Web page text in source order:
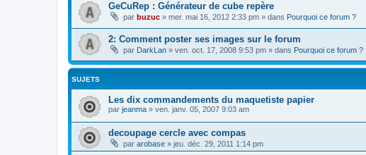
GeCuRep : Générateur de cube repère
par buzuc » mer. mai 16, 2012 2:33 pm » dans Pourquoi ce forum ?
2: Comment poster ses images sur le forum
par DarkLan » ven. oct. 17, 2008 9:53 pm » dans Pourquoi ce forum ?
SUJETS
Les dix commandements du maquetiste papier
par jeanma » ven. janv. 05, 2007 9:03 am
decoupage cercle avec compas
par arobase » jeu. déc. 29, 2011 1:14 pm